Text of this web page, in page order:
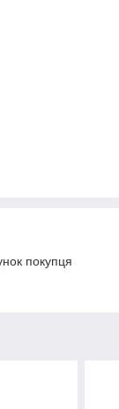
покупця